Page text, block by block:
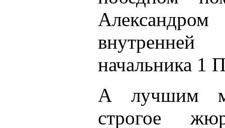
начальника
А лучшим
строгое